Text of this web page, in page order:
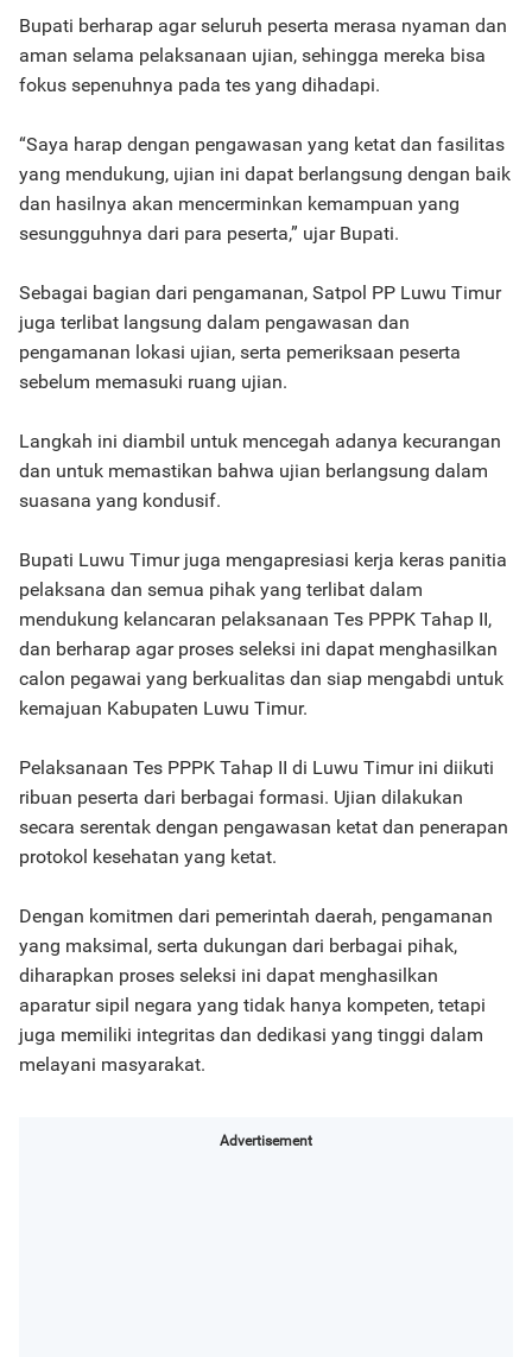
Bupati berharap agar seluruh peserta merasa nyaman dan
aman selama pelaksanaan ujian, sehingga mereka bisa
fokus sepenuhnya pada tes yang dihadapi.
“Saya harap dengan pengawasan yang ketat dan fasilitas
yang mendukung, ujian ini dapat berlangsung dengan baik
dan hasilnya akan mencerminkan kemampuan yang
sesungguhnya dari para peserta,” ujar Bupati.
Sebagai bagian dari pengamanan, Satpol PP Luwu Timur
juga terlibat langsung dalam pengawasan dan
pengamanan lokasi ujian, serta pemeriksaan peserta
sebelum memasuki ruang ujian.
Langkah ini diambil untuk mencegah adanya kecurangan
dan untuk memastikan bahwa ujian berlangsung dalam
suasana yang kondusif.
Bupati Luwu Timur juga mengapresiasi kerja keras panitia
pelaksana dan semua pihak yang terlibat dalam
mendukung kelancaran pelaksanaan Tes PPPK Tahap II,
dan berharap agar proses seleksi ini dapat menghasilkan
calon pegawai yang berkualitas dan siap mengabdi untuk
kemajuan Kabupaten Luwu Timur.
Pelaksanaan Tes PPPK Tahap II di Luwu Timur ini diikuti
ribuan peserta dari berbagai formasi. Ujian dilakukan
secara serentak dengan pengawasan ketat dan penerapan
protokol kesehatan yang ketat.
Dengan komitmen dari pemerintah daerah, pengamanan
yang maksimal, serta dukungan dari berbagai pihak,
diharapkan proses seleksi ini dapat menghasilkan
aparatur sipil negara yang tidak hanya kompeten, tetapi
juga memiliki integritas dan dedikasi yang tinggi dalam
melayani masyarakat.
Advertisement